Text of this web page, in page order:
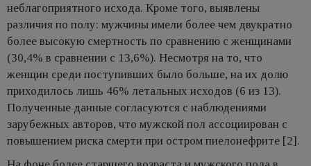
неблагоприятного исхода. Кроме того, выявлены
различия по полу: мужчины имели более чем двукратно
более высокую смертность по сравнению с женщинами
(30,4% в сравнении с 13,6%). Несмотря на то, что
женщин среди поступивших было больше, на их долю
приходилось лишь 46% летальных исходов (6 из 13).
Полученные данные согласуются с наблюдениями
зарубежных авторов, что мужской пол ассоциирован с
повышением риска смерти при остром пиелонефрите [2].